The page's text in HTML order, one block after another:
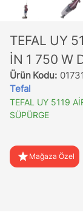
TEFAL UY
İN 1 750 W
Ürün Kodu:
Tefal
TEFAL UY 5119
SÜPÜRGE
star Mağaza Özel